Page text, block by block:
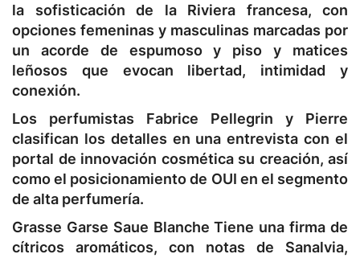
la sofisticación de la Riviera francesa, con
opciones femeninas y masculinas marcadas por
un acorde de espumoso y piso y matices
leñosos que evocan libertad, intimidad y
conexión.
Los perfumistas Fabrice Pellegrin y Pierre
clasifican los detalles en una entrevista con el
portal de innovación cosmética su creación, así
como el posicionamiento de OUI en el segmento
de alta perfumería.
Grasse Garse Saue BlancheTiene una firma de
cítricos aromáticos, con notas de Sanalvia,